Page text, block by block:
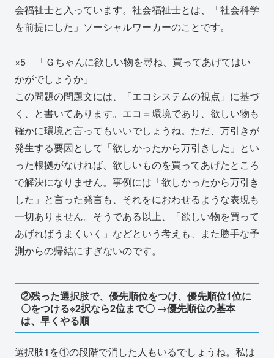
会福祉士と入っています。社会福祉士とは、「社会科学
を前提にした」ソーシャルワーカーのことです。
×5 「Ｇちゃんに欲しい物を尋ね、買ってあげてはい
かがでしょうか」
この問題の問題文には、「エコシステムの視点」に基づ
く、と書いてあります。エコ＝環境であり、欲しい物も
確かに環境と言ってもいいでしょうね。ただ、万引きが
発生する要因として「欲しかったから万引きした」とい
った根拠がなければ、欲しいものを買ってあげたところ
で解決になりません。事例には「欲しかったから万引き
した」と言った発言も、それをにおわせるような表現も
一切ありません。そうである以上、「欲しい物を買って
あげればうまくいく」などという考えも、また勝手な予
測からの帰結にすぎないのです。
②残った選択肢で、優先順位をつけ、優先順位1位に
〇をつける※2択なら2位まで〇 →優先順位の基本
は、早くやる順
選択肢1を①の段階で消した人もいるでしょうね。私は